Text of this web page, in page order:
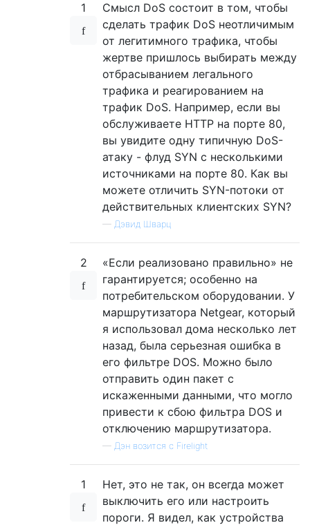
1
Смысл DoS состоит в том, чтобы
сделать трафик DoS неотличимым
от легитимного трафика, чтобы
жертве пришлось выбирать между
отбрасыванием легального
трафика и реагированием на
трафик DoS. Например, если вы
обслуживаете HTTP на порте 80,
вы увидите одну типичную DoS-
атаку - флуд SYN с несколькими
источниками на порте 80. Как вы
можете отличить SYN-потоки от
действительных клиентских SYN?
— Дэвид Шварц
2
«Если реализовано правильно» не
гарантируется; особенно на
потребительском оборудовании. У
маршрутизатора Netgear, который
я использовал дома несколько лет
назад, была серьезная ошибка в
его фильтре DOS. Можно было
отправить один пакет с
искаженными данными, что могло
привести к сбою фильтра DOS и
отключению маршрутизатора.
— Дэн возится с Firelight
1
Нет, это не так, он всегда может
выключить его или настроить
пороги. Я видел, как устройства